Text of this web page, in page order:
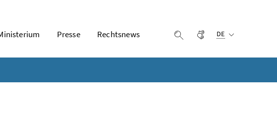
Presse Rechtsnews Suche einblenden
Gebärdensprache
DE